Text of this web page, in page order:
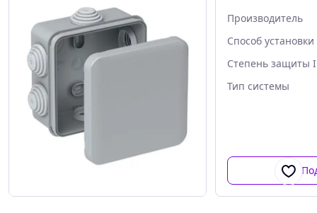
Производитель
Способ установки
Степень защиты
Тип системы